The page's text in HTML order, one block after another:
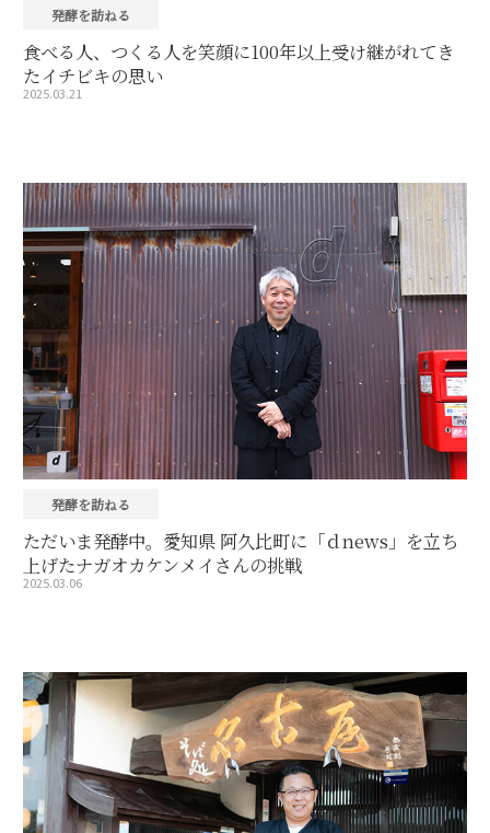
発酵を訪ねる
食べる人、つくる人を笑顔に100年以上受け継がれてき
たイチビキの思い
2025.03.21
発酵を訪ねる
ただいま発酵中。愛知県 阿久比町に「ｄnews」を立ち
上げたナガオカケンメイさんの挑戦
2025.03.06